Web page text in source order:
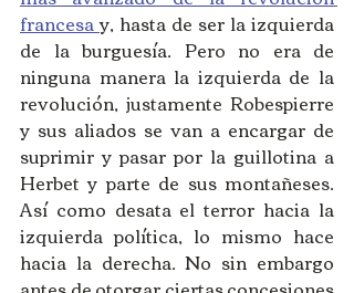
francesa y, hasta de ser la izquierda
de la burguesía. Pero no era de
ninguna manera la izquierda de la
revolución, justamente Robespierre
y sus aliados se van a encargar de
suprimir y pasar por la guillotina a
Herbet y parte de sus montañeses.
Así como desata el terror hacia la
izquierda política, lo mismo hace
hacia la derecha. No sin embargo